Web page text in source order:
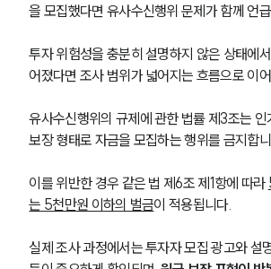
을 모집했다면 유사수신행위 문제가 함께 언
투자 위험성을 충분히 설명하지 않은 상태에
어졌다면 조사 범위가 넓어지는 흐름으로 이
유사수신행위의 규제에 관한 법률 제3조는
보장 형태로 자금을 모집하는 행위를 금지합
이를 위반한 경우 같은 법 제6조 제1항에 따라
는 5천만원 이하의 벌금이 적용됩니다.
실제 조사 과정에서는 투자자 모집 광고와 설